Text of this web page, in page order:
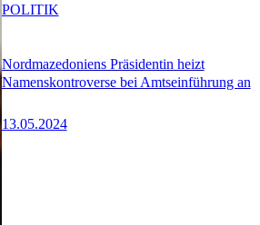
Nordmazedoniens Präsidentin heizt
Namenskontroverse bei Amtseinführung an
13.05.2024
POLITIK